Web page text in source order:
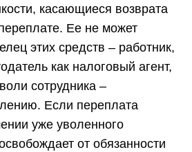
касающиеся возврата
Ее не может
этих средств – работник,
как налоговый агент,
сотрудника –
Если переплата
уже уволенного
от обязанности